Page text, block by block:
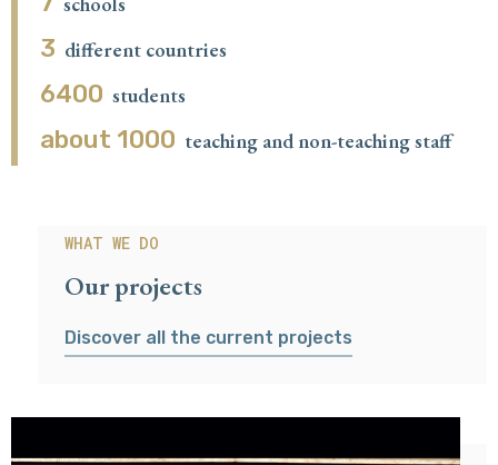
3 different countries
6400 students
about 1000 teaching and non-teaching staff
WHAT WE DO
Our projects
Discover all the current projects